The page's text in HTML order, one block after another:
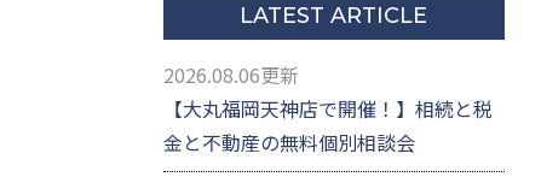
LATEST ARTICLE
2026.08.06更新
【大丸福岡天神店で開催！】相続と税
金と不動産の無料個別相談会